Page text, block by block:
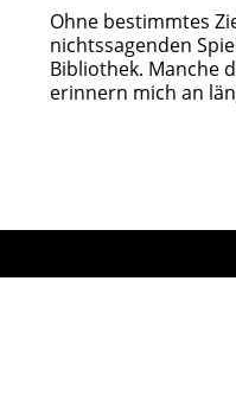
Ohne bestimmtes
nichtssagenden
Bibliothek. Manche
erinnern mich an